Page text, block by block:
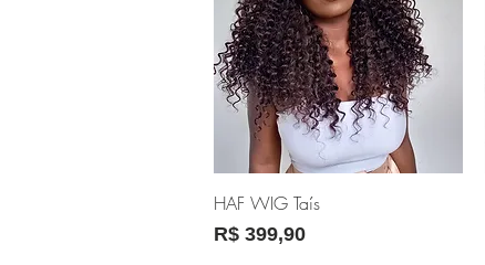
Visualização rápida
HAF WIG Taís
Preço
R$ 399,90